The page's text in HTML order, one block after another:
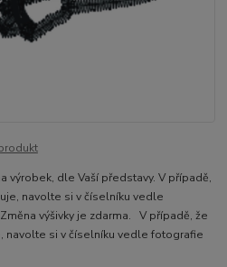
výrobek, dle Vaší představy. V případě,
navolte si v číselníku vedle
výšivky je zdarma. V případě, že
navolte si v číselníku vedle fotografie